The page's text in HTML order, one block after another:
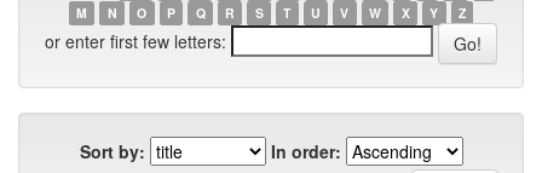
M
N O P Q R S T U V W X Y Z
or enter first few letters:
Sort by:
In order: